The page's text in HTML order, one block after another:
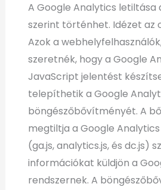
A Google Analytics letiltása
szerint történhet. Idézet az
Azok a
szeretnék, hogy a Google
JavaScript jelentést
telepíthetik a Google
böngészőbővítményét. A
megtiltja a Google
(ga.js, analytics.js, és dc.js)
információkat küldjön a
rendszernek. A